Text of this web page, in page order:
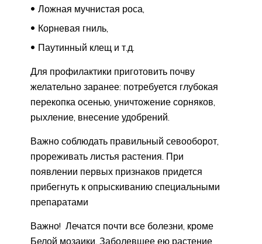
Ложная мучнистая роса,
Корневая гниль,
Паутинный клещ и т.д.
Для профилактики приготовить почву
желательно заранее: потребуется глубокая
перекопка осенью, уничтожение сорняков,
рыхление, внесение удобрений.
Важно соблюдать правильный севооборот,
прореживать листья растения. При
появлении первых признаков придется
прибегнуть к опрыскиванию специальными
препаратами
Важно! Лечатся почти все болезни, кроме
Белой мозаики. Заболевшее ею растение